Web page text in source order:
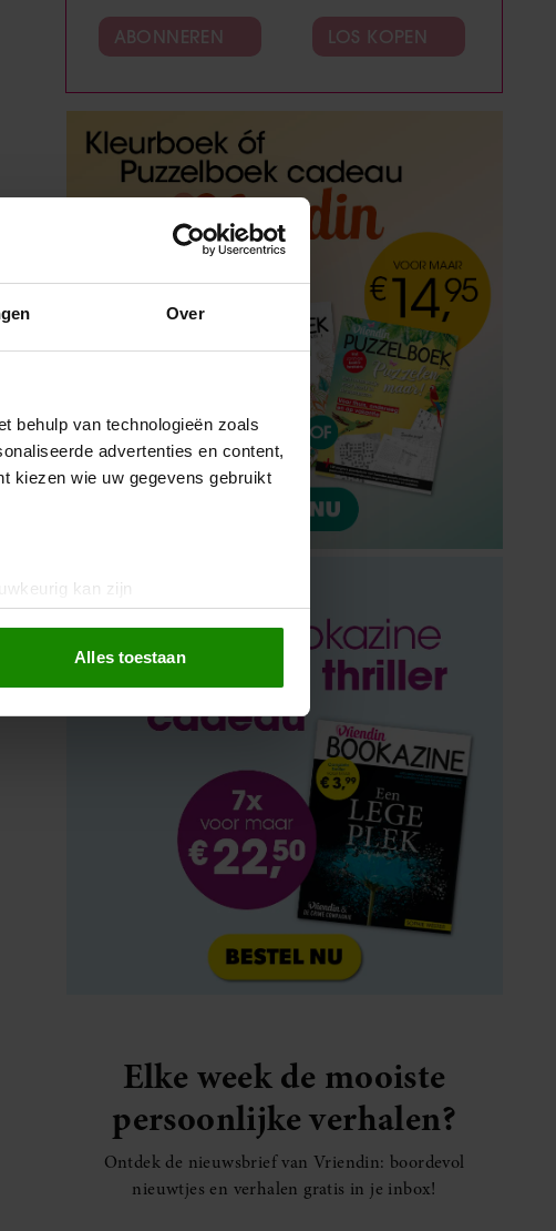
Over
behulp van technologieën zoals
advertenties en content,
kiezen wie uw gegevens gebruikt
kan zijn
(fingerprinting)
social media te bieden en om ons
informatie die u aan ze heeft
akkoord met onze cookies als u
Alles toestaan
ABONNEREN LOS KOPEN
Elke week de mooiste
persoonlijke verhalen?
Ontdek de nieuwsbrief van Vriendin: boordevol
nieuwtjes en verhalen gratis in je inbox!